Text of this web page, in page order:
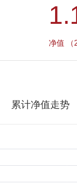
净值 （
累计净值走势